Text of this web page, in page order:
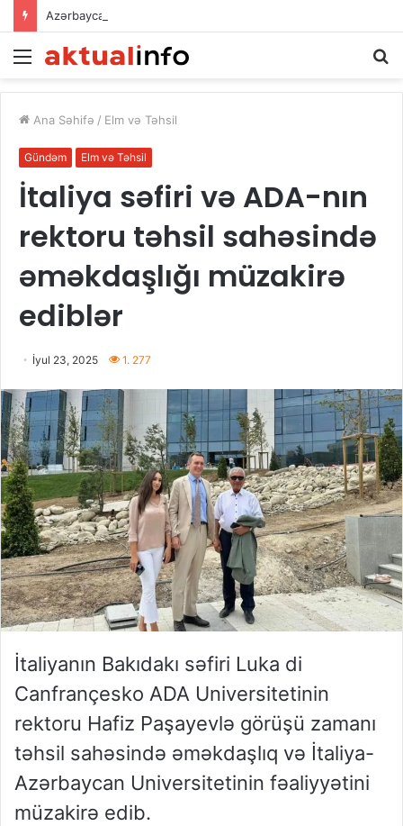
Menu
Ana Səhifə / Elm və Təhsil
Gündəm Elm və Təhsil
İtaliya səfiri və ADA-nın
rektoru təhsil sahəsində
əməkdaşlığı müzakirə
ediblər
İyul 23, 2025 1. 277
İtaliyanın Bakıdakı səfiri Luka di
Canfrançesko ADA Universitetinin
rektoru Hafiz Paşayevlə görüşü zamanı
təhsil sahəsində əməkdaşlıq və İtaliya-
Azərbaycan Universitetinin fəaliyyətini
müzakirə edib.